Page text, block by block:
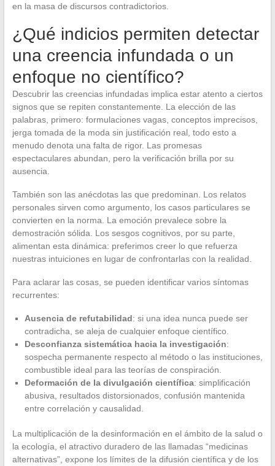
en la masa de discursos contradictorios.
¿Qué indicios permiten detectar
una creencia infundada o un
enfoque no científico?
Descubrir las creencias infundadas implica estar atento a ciertos
signos que se repiten constantemente. La elección de las
palabras, primero: formulaciones vagas, conceptos imprecisos,
jerga tomada de la moda sin justificación real, todo esto a
menudo denota una falta de rigor. Las promesas
espectaculares abundan, pero la verificación brilla por su
ausencia.
También son las anécdotas las que predominan. Los relatos
personales sirven como argumento, los casos particulares se
convierten en la norma. La emoción prevalece sobre la
demostración sólida. Los sesgos cognitivos, por su parte,
alimentan esta dinámica: preferimos creer lo que refuerza
nuestras intuiciones en lugar de confrontarlas con la realidad.
Para aclarar las cosas, se pueden identificar varios síntomas
recurrentes:
Ausencia de refutabilidad: si una idea nunca puede ser
contradicha, se aleja de cualquier enfoque científico.
Desconfianza sistemática hacia la investigación:
sospecha permanente respecto al método o las instituciones,
combustible ideal para las teorías de conspiración.
Deformación de la divulgación científica: simplificación
abusiva, resultados distorsionados, confusión mantenida
entre correlación y causalidad.
La multiplicación de la desinformación en el ámbito de la salud o
la ecología, el atractivo duradero de las llamadas “medicinas
alternativas”, expone los límites de la difusión científica y de los